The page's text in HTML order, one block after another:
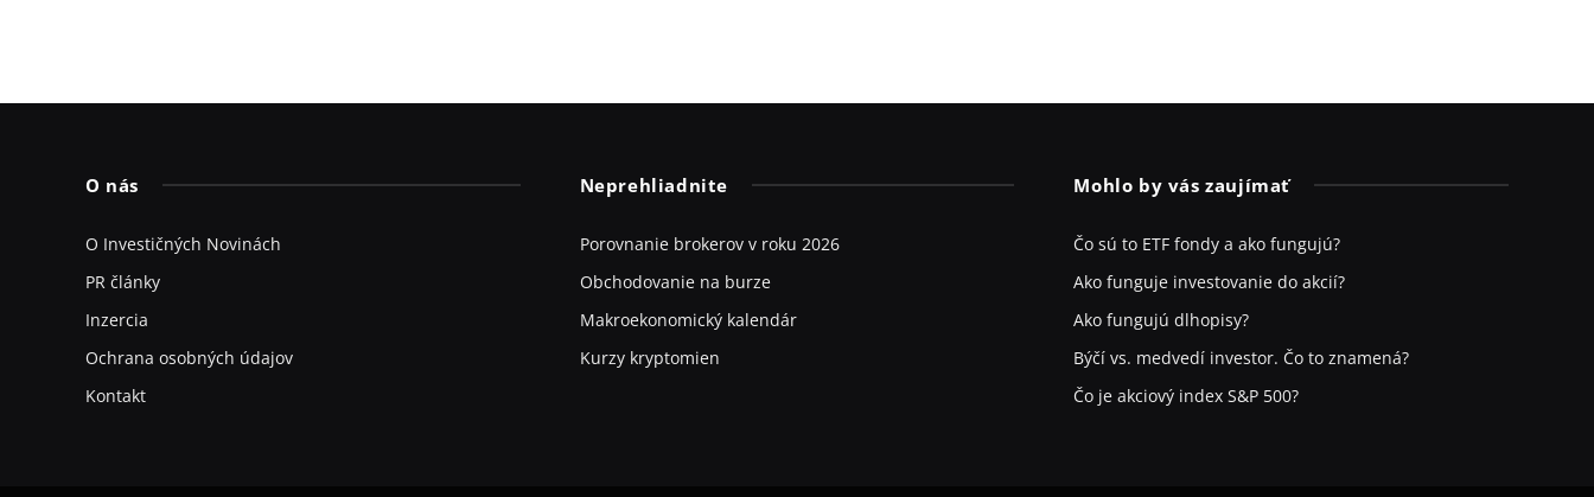
O nás
O Investičných Novinách
PR články
Inzercia
Ochrana osobných údajov
Kontakt
Neprehliadnite
Porovnanie brokerov v roku 2026
Obchodovanie na burze
Makroekonomický kalendár
Kurzy kryptomien
Mohlo by vás zaujímať
Čo sú to ETF fondy a ako fungujú?
Ako funguje investovanie do akcií?
Ako fungujú dlhopisy?
Býčí vs. medvedí investor. Čo to znamená?
Čo je akciový index S&P 500?